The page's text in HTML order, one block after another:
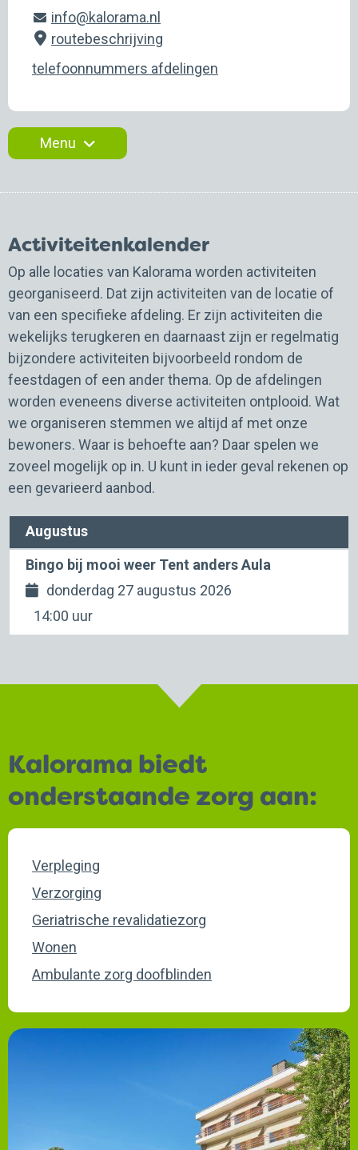
info@kalorama.nl
routebeschrijving
telefoonnummers afdelingen
Menu
Kalorama Verpleging en Revalidatie
Kalorama Centrum voor doofblinden
Kalorama Veste Brakkenstein
Kalorama ’t Höfke
Kalorama Bethlehem
Kalorama ’t Kulturhus
Kalorama zorgstudio's
Activiteitenkalender
Op alle locaties van Kalorama worden activiteiten
georganiseerd. Dat zijn activiteiten van de locatie of
van een specifieke afdeling. Er zijn activiteiten die
wekelijks terugkeren en daarnaast zijn er regelmatig
bijzondere activiteiten bijvoorbeeld rondom de
feestdagen of een ander thema. Op de afdelingen
worden eveneens diverse activiteiten ontplooid. Wat
we organiseren stemmen we altijd af met onze
bewoners. Waar is behoefte aan? Daar spelen we
zoveel mogelijk op in. U kunt in ieder geval rekenen op
een gevarieerd aanbod.
Augustus
Bingo bij mooi weer Tent anders Aula
donderdag 27 augustus 2026
14:00 uur
Kalorama biedt
onderstaande zorg aan:
Verpleging
Verzorging
Geriatrische revalidatiezorg
Wonen
Ambulante zorg doofblinden